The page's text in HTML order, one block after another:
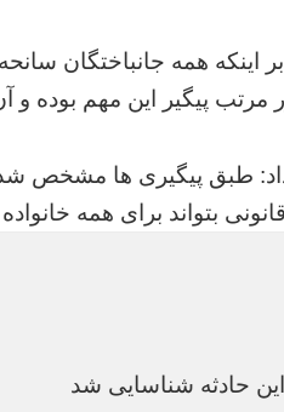
اینکه همه جانباختگان
پیگیر این مهم بوده و
طبق پیگیری ها مشخص شد
بتواند برای همه
حادثه شناسایی شد